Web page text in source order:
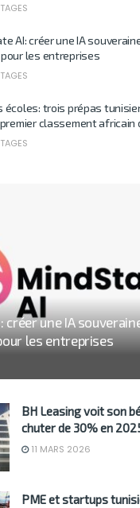
AI: créer une IA
les entreprises
écoles: trois prépas
classement africain
créer une IA
les entreprises
BH Leasing voit son
chuter de 30% en
11 MARS 2026
PME et startups